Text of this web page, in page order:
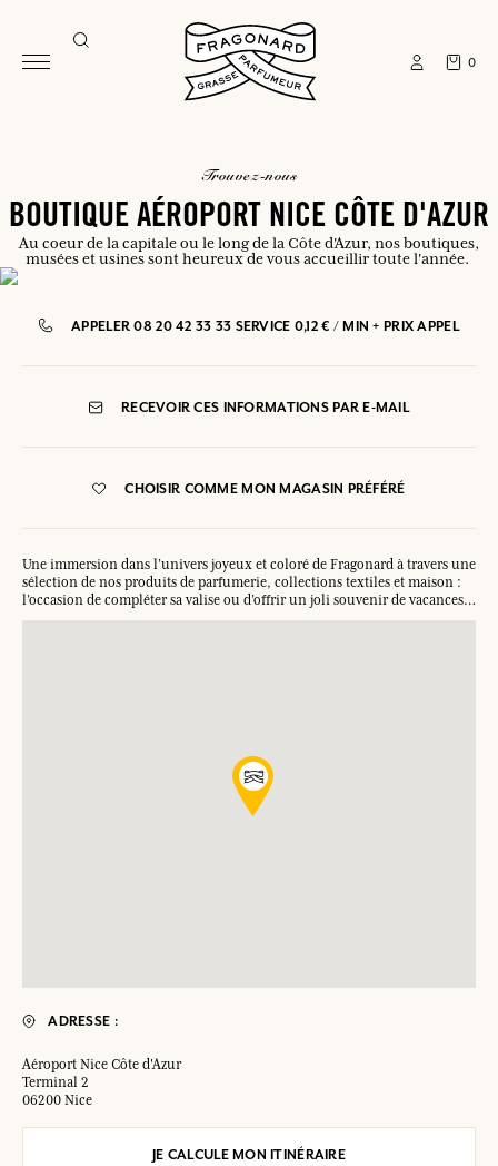
0
trouvez-nous
BOUTIQUE AÉROPORT NICE CÔTE D'AZUR
Au coeur de la capitale ou le long de la Côte d'Azur, nos boutiques,
musées et usines sont heureux de vous accueillir toute l'année.
APPELER 08 20 42 33 33 SERVICE 0,12 € / MIN + PRIX APPEL
RECEVOIR CES INFORMATIONS PAR E-MAIL
CHOISIR COMME MON MAGASIN PRÉFÉRÉ
Une immersion dans l’univers joyeux et coloré de Fragonard à travers une
sélection de nos produits de parfumerie, collections textiles et maison :
l’occasion de compléter sa valise ou d’offrir un joli souvenir de vacances…
ADRESSE :
Aéroport Nice Côte d'Azur
Terminal 2
06200 Nice
JE CALCULE MON ITINÉRAIRE